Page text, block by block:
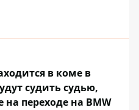
в коме в
судить судью,
переходе на BMW